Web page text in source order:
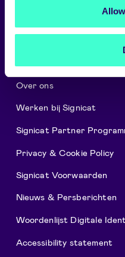
Over ons
Werken bij Signicat
Signicat Partner
Privacy & Cookie Policy
Signicat Voorwaarden
Nieuws & Persberichten
Woordenlijst Digitale
Accessibility statement